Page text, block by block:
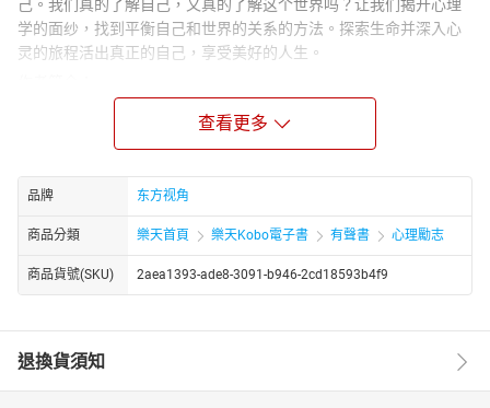
己。我们真的了解自己，又真的了解这个世界吗？让我们揭开心理
学的面纱，找到平衡自己和世界的关系的方法。探索生命并深入心
灵的旅程活出真正的自己，享受美好的人生。
陈浩，中国总裁网金牌培训师、国际职业培训师行业协会特约理
事、国家中小企业银河培训工程注册培训师。
训师、1978—2008年中国企业教育培训50强培训师、2009年最具
影响力实战派专家。
畅销作品：《工作就意味着责任》、《职业精神》、《做最好的管
理者》、《做情绪的主人》、《管人管到位》等。
查看更多
品牌 东方视角
商品分類 樂天首頁 樂天Kobo電子書 有聲書 心理勵志
商品貨號(SKU) 2aea1393-ade8-3091-b946-2cd18593b4f9
退換貨須知